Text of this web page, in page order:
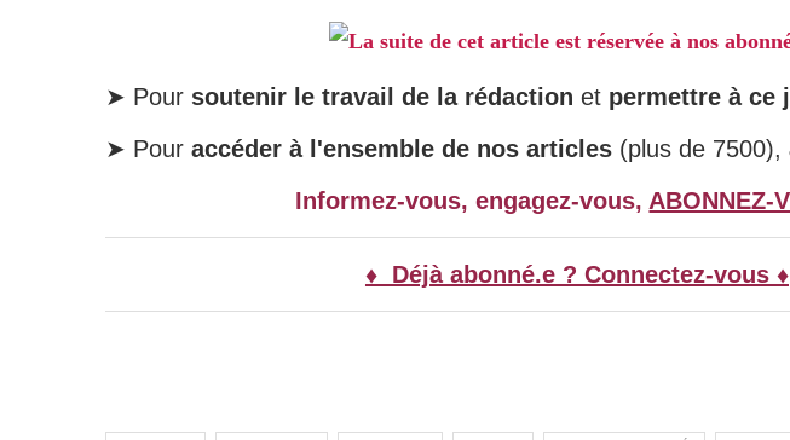
La suite de cet article est réservée à nos
➤ Pour soutenir le travail de la rédaction et permettre à ce
➤ Pour accéder à l'ensemble de nos articles (plus de 7500),
Informez-vous, engagez-vous, ABONNEZ-
♦ Déjà abonné.e ? Connectez-vous ♦